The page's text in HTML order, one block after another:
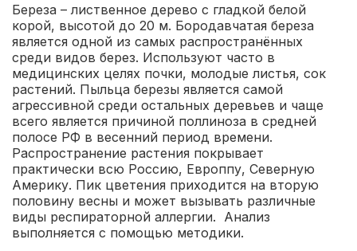
Береза – лиственное дерево с гладкой белой
корой, высотой до 20 м. Бородавчатая береза
является одной из самых распространённых
среди видов берез. Используют часто в
медицинских целях почки, молодые листья, сок
растений. Пыльца березы является самой
агрессивной среди остальных деревьев и чаще
всего является причиной поллиноза в средней
полосе РФ в весенний период времени.
Распространение растения покрывает
практически всю Россию, Европпу, Северную
Америку. Пик цветения приходится на вторую
половину весны и может вызывать различные
виды респираторной аллергии. Анализ
выполняется с помощью методики.